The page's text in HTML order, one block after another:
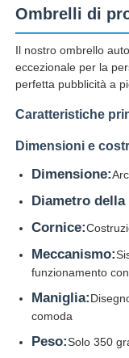
Chi siamo
Fatory Tour
Controllo di
Richiedere un
Ombrelli di
Il nostro ombrello
eccezionale per la
perfetta pubblicità a
Caratteristiche
Dimensioni e
Dimensione:
Diametro
Cornice:
Meccanismo:
funzionamento
Maniglia:
comoda
Peso:Solo 350